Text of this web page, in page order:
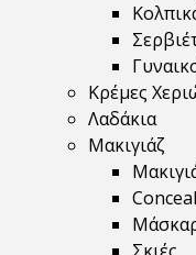
Κρέμες
Λαδάκια
Μακιγιάζ